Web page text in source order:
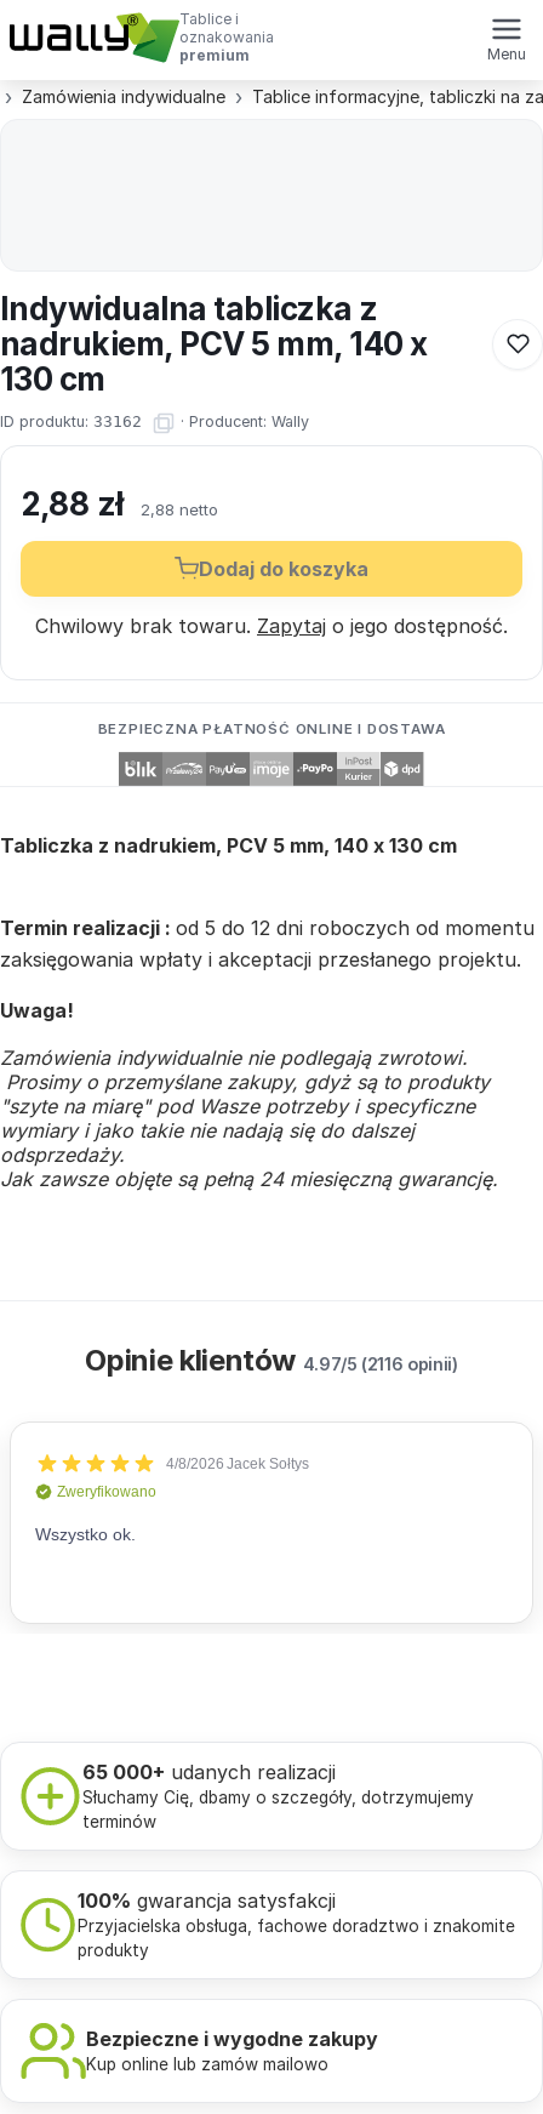
Tablice i
oznakowania
premium
Menu
Zamówienia indywidualne Tablice informacyjne, tabliczki na
Indywidualna tabliczka z
nadrukiem, PCV 5 mm, 140 x
130 cm
ID produktu: 33162 · Producent: Wally
2,88 zł 2,88 netto
Dodaj do koszyka
Chwilowy brak towaru. Zapytaj o jego dostępność.
BEZPIECZNA PŁATNOŚĆ ONLINE I DOSTAWA
Tabliczka z nadrukiem, PCV 5 mm, 140 x 130 cm
Termin realizacji : od 5 do 12 dni roboczych od momentu
zaksięgowania wpłaty i akceptacji przesłanego projektu.
Uwaga!
Zamówienia indywidualnie nie podlegają zwrotowi.
Prosimy o przemyślane zakupy, gdyż są to produkty
"szyte na miarę" pod Wasze potrzeby i specyficzne
wymiary i jako takie nie nadają się do dalszej
odsprzedaży.
Jak zawsze objęte są pełną 24 miesięczną gwarancję.
Opinie klientów 4.97/5 (2116 opinii)
65 000+ udanych realizacji
Słuchamy Cię, dbamy o szczegóły, dotrzymujemy
terminów
100% gwarancja satysfakcji
Przyjacielska obsługa, fachowe doradztwo i znakomite
produkty
Bezpieczne i wygodne zakupy
Kup online lub zamów mailowo